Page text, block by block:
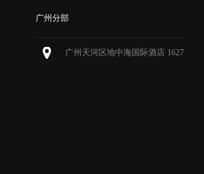
广州分部
广州天河区地中海国际酒店 1627